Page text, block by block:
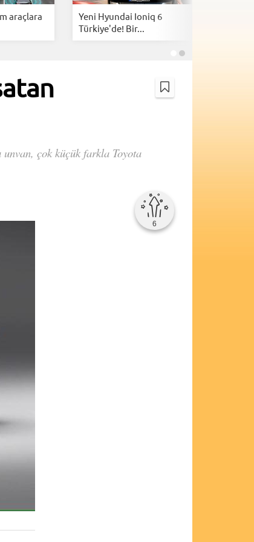
araçlara
Yeni Hyundai Ioniq 6
Türkiye'de! Bir...
unvan, çok küçük farkla Toyota
6